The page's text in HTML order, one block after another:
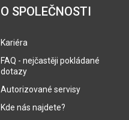
O SPOLEČNOSTI
Kariéra
FAQ - nejčastěji pokládané
dotazy
Autorizované servisy
Kde nás najdete?